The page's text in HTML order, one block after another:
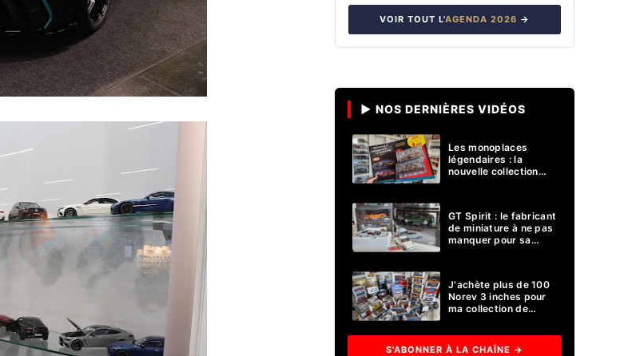
VOIR TOUT L'AGENDA 2026 →
▶ NOS DERNIÈRES VIDÉOS
Les monoplaces ​
légendaires : la
nouvelle collection
GT Spirit : le fabricant
de miniature à ne pas
manquer pour sa
J'achète plus de 100
Norev 3 inches pour
ma collection de
S'ABONNER À LA CHAÎNE →